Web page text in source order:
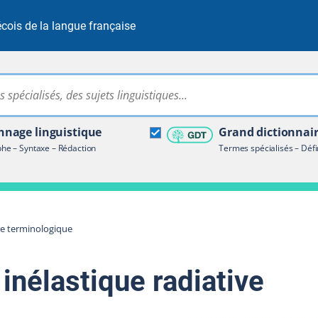
de la langue française
Rechercher dans tout le site
linguistique
– Syntaxe – Rédaction
Grand
Termes spécialisés –
terminologique
terminologique
radiative